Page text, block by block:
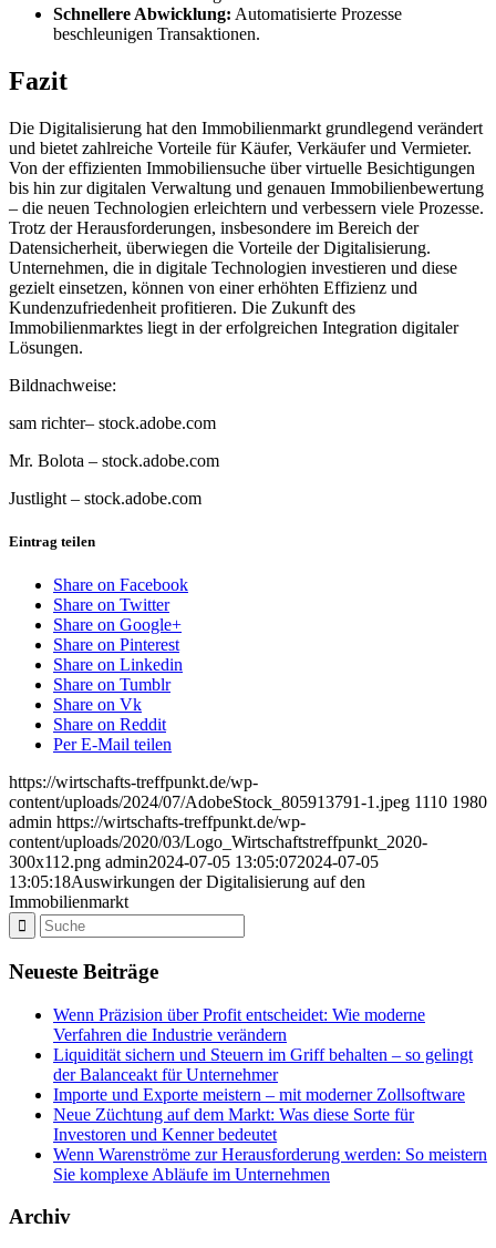
Schnellere Abwicklung: Automatisierte Prozesse
beschleunigen Transaktionen.
Fazit
Die Digitalisierung hat den Immobilienmarkt grundlegend verändert
und bietet zahlreiche Vorteile für Käufer, Verkäufer und Vermieter.
Von der effizienten Immobiliensuche über virtuelle Besichtigungen
bis hin zur digitalen Verwaltung und genauen Immobilienbewertung
– die neuen Technologien erleichtern und verbessern viele Prozesse.
Trotz der Herausforderungen, insbesondere im Bereich der
Datensicherheit, überwiegen die Vorteile der Digitalisierung.
Unternehmen, die in digitale Technologien investieren und diese
gezielt einsetzen, können von einer erhöhten Effizienz und
Kundenzufriedenheit profitieren. Die Zukunft des
Immobilienmarktes liegt in der erfolgreichen Integration digitaler
Lösungen.
Bildnachweise:
sam richter– stock.adobe.com
Mr. Bolota – stock.adobe.com
Justlight – stock.adobe.com
Eintrag teilen
Share on Facebook
Share on Twitter
Share on Google+
Share on Pinterest
Share on Linkedin
Share on Tumblr
Share on Vk
Share on Reddit
Per E-Mail teilen
https://wirtschafts-treffpunkt.de/wp-
content/uploads/2024/07/AdobeStock_805913791-1.jpeg 1110 1980
admin https://wirtschafts-treffpunkt.de/wp-
content/uploads/2020/03/Logo_Wirtschaftstreffpunkt_2020-
300x112.png admin2024-07-05 13:05:072024-07-05
13:05:18Auswirkungen der Digitalisierung auf den
Immobilienmarkt
Neueste Beiträge
Wenn Präzision über Profit entscheidet: Wie moderne
Verfahren die Industrie verändern
Liquidität sichern und Steuern im Griff behalten – so gelingt
der Balanceakt für Unternehmer
Importe und Exporte meistern – mit moderner Zollsoftware
Neue Züchtung auf dem Markt: Was diese Sorte für
Investoren und Kenner bedeutet
Wenn Warenströme zur Herausforderung werden: So meistern
Sie komplexe Abläufe im Unternehmen
Archiv